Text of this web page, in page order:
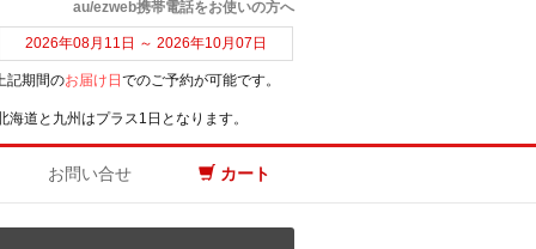
au/ezweb携帯電話をお使いの方へ
2026年08月11日 ～ 2026年10月07日
記期間のお届け日 でのご予約が可能です。
海道と九州はプラス1日となります。
お問い合せ カート